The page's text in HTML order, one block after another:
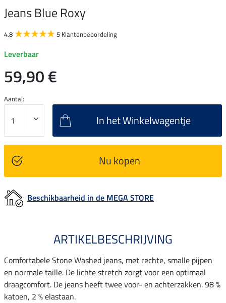
Jeans Blue Roxy
4.8 5 Klantenbeoordeling
Leverbaar
59,90 €
Aantal:
In het Winkelwagentje
Nu kopen
Beschikbaarheid in de MEGA STORE
ARTIKELBESCHRIJVING
Comfortabele Stone Washed jeans, met rechte, smalle pijpen
en normale taille. De lichte stretch zorgt voor een optimaal
draagcomfort. De jeans heeft twee voor- en achterzakken. 98 %
katoen, 2 % elastaan.